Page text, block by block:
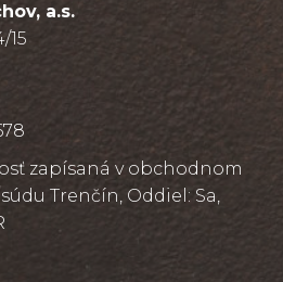
a.s.
15
zapísaná v obchodnom
Trenčín, Oddiel: Sa,